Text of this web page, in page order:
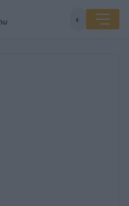
◐